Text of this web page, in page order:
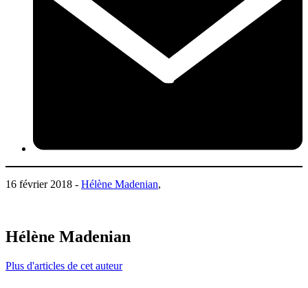
16 février 2018 - Hélène Madenian,
Hélène Madenian
Plus d'articles de cet auteur